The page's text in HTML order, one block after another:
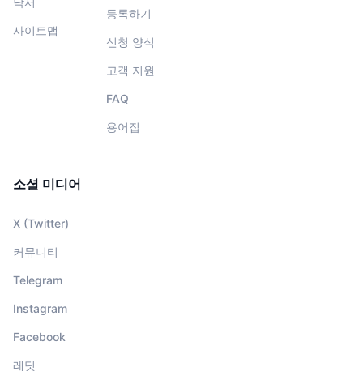
사이트맵
등록하기
신청 양식
고객 지원
FAQ
용어집
소셜 미디어
X (Twitter)
커뮤니티
Telegram
Instagram
Facebook
레딧